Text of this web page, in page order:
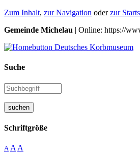
Zum Inhalt, zur Navigation oderzur
Gemeinde Michelau | Online: https://
Suche
suchen
Schriftgröße
A A A